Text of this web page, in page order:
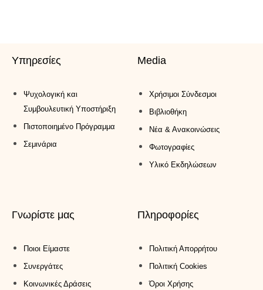
Υπηρεσίες
Ψυχολογική και
Συμβουλευτική Υποστήριξη
Πιστοποιημένο Πρόγραμμα
Σεμινάρια
Media
Xρήσιμοι Σύνδεσμοι
Βιβλιοθήκη
Νέα & Ανακοινώσεις
Φωτογραφίες
Υλικό Εκδηλώσεων
Γνωρίστε μας
Ποιοι Είμαστε
Συνεργάτες
Κοινωνικές Δράσεις
Πληροφορίες
Πολιτική Απορρήτου
Πολιτική Cookies
Όροι Χρήσης